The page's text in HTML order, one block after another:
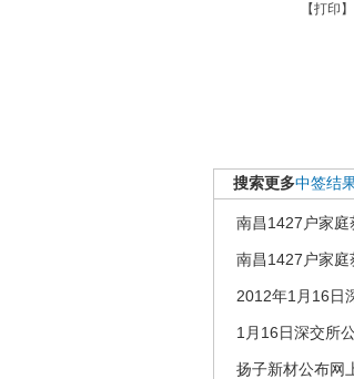
【打印
搜索更多中签结
南昌1427户家
南昌1427户家
2012年1月16日
1月16日深交所
扬子新材公布网